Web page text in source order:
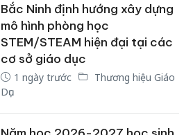
Bắc Ninh định hướng xây dựng
mô hình phòng học
STEM/STEAM hiện đại tại các
cơ sở giáo dục
1 ngày trước
Thương hiệu Giáo
Dục